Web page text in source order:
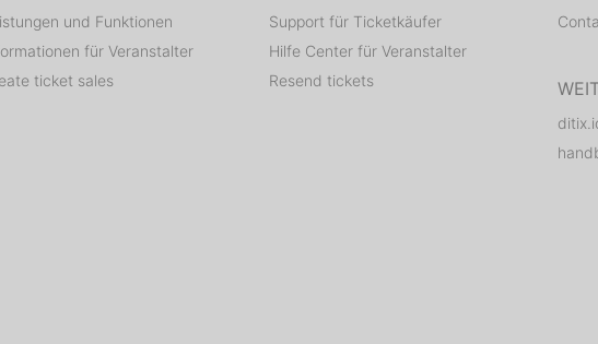
und Funktionen
für Veranstalter
ticket sales
Support für Ticketkäufer
Hilfe Center für Veranstalter
Resend tickets